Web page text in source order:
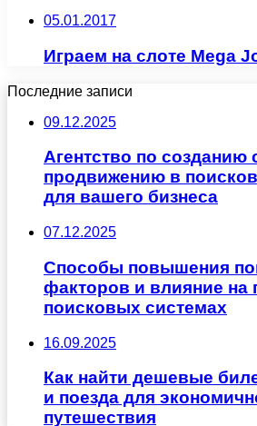
05.01.2017
Играем на слоте Mega
Последние записи
09.12.2025
Агентство по созданию
продвижению в
для вашего бизнеса
07.12.2025
Способы повышения
факторов и влияние на
поисковых системах
16.09.2025
Как найти дешевые
и поезда для
путешествия